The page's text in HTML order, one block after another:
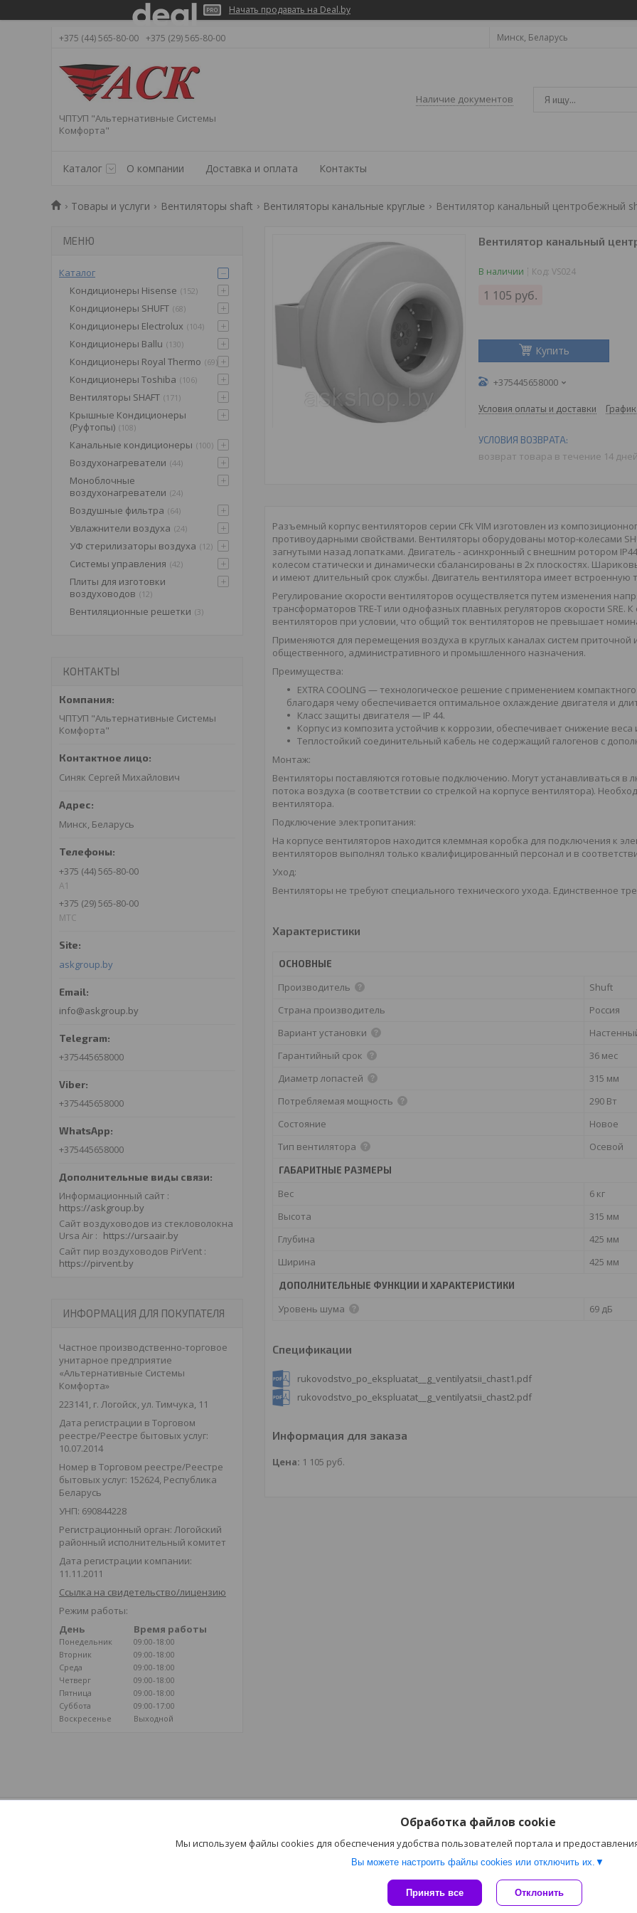
Начать продавать на Deal.by
+375 (44) 565-80-00 +375 (29) 565-80-00 Минск, Беларусь
ЧПТУП "Альтернативные Системы
Комфорта"
Наличие документов
Каталог О компании Доставка и оплата Контакты
Товары и услуги Вентиляторы shaft Вентиляторы канальные круглые Вентилятор канальный центробежный
Вентилятор канальный
В наличии Код: VS024
1 105 руб.
Купить
+375445658000
Условия оплаты и доставки
возврат товара в течение 14
Разъемный корпус вентиляторов серии CFk VIM изготовлен из
противоударными свойствами. Вентиляторы оборудованы мотор-колесами
загнутыми назад лопатками. Двигатель - асинхронный с внешним ротором
колесом статически и динамически сбалансированы в 2х плоскостях.
и имеют длительный срок службы. Двигатель вентилятора имеет
Регулирование скорости вентиляторов осуществляется путем изменения
трансформаторов TRE-T или однофазных плавных регуляторов скорости
вентиляторов при условии, что общий ток вентиляторов не превышает
Применяются для перемещения воздуха в круглых каналах систем
общественного, административного и промышленного назначения.
Преимущества:
EXTRA COOLING — технологическое решение с применением
благодаря чему обеспечивается оптимальное охлаждение двигателя и
Класс защиты двигателя — IP 44.
Корпус из композита устойчив к коррозии, обеспечивает снижение веса
Теплостойкий соединительный кабель не содержащий галогенов с
Монтаж:
Вентиляторы поставляются готовые подключению. Могут устанавливаться
потока воздуха (в соответствии со стрелкой на корпусе вентилятора).
вентилятора.
Подключение электропитания:
На корпусе вентиляторов находится клеммная коробка для подключения к
вентиляторов выполнял только квалифицированный персонал и в
Уход:
Вентиляторы не требуют специального технического ухода. Единственное
Характеристики
ОСНОВНЫЕ
Производитель
Shuft
Страна производитель
Россия
Вариант установки
Гарантийный срок
36 мес
Диаметр лопастей
315 мм
Потребляемая мощность
290 Вт
Состояние
Новое
Тип вентилятора
Осевой
ГАБАРИТНЫЕ РАЗМЕРЫ
Вес
6 кг
Высота
315 мм
Глубина
425 мм
Ширина
425 мм
ДОПОЛНИТЕЛЬНЫЕ ФУНКЦИИ И ХАРАКТЕРИСТИКИ
Уровень шума 69 дБ
Спецификации
rukovodstvo_po_ekspluatat__g_ventilyatsii_chast1.pdf
rukovodstvo_po_ekspluatat__g_ventilyatsii_chast2.pdf
Информация для заказа
Цена: 1 105 руб.
Каталог
Кондиционеры Hisense
152
Кондиционеры SHUFT 68
Кондиционеры Electrolux 104
Кондиционеры Ballu 130
Кондиционеры Royal Thermo 69
Кондиционеры Toshiba 106
Вентиляторы SHAFT 171
Крышные Кондиционеры
(Pуфтопы)
108
Канальные кондиционеры 100
Воздухонагреватели 44
Моноблочные
воздухонагреватели 24
Воздушные фильтра 64
Увлажнители воздуха 24
УФ стерилизаторы воздуха 12
Системы управления 42
Плиты для изготовки
воздуховодов
12
Вентиляционные решетки 3
КОНТАКТЫ
ЧПТУП "Альтернативные Системы
Комфорта"
Синяк Сергей Михайлович
Минск, Беларусь
+375 (44) 565-80-00
A1
+375 (29) 565-80-00
МТС
askgroup.by
info@askgroup.by
+375445658000
+375445658000
+375445658000
Информационный сайт
https://askgroup.by
Сайт воздуховодов из стекловолокна
Ursa Air
https://ursaair.by
Сайт пир воздуховодов PirVent
https://pirvent.by
ИНФОРМАЦИЯ ДЛЯ ПОКУПАТЕЛЯ
Частное производственно-торговое
унитарное предприятие
«Альтернативные Системы
Комфорта»
223141, г. Логойск, ул. Тимчука, 11
Дата регистрации в Торговом
реестре/Реестре бытовых услуг:
10.07.2014
Номер в Торговом реестре/Реестре
бытовых услуг: 152624, Республика
Беларусь
УНП: 690844228
Регистрационный орган: Логойский
районный исполнительный комитет
Дата регистрации компании:
11.11.2011
Ссылка на свидетельство/лицензию
Режим работы:
День
Время работы
Понедельник
09:00-18:00
Вторник
09:00-18:00
Среда
09:00-18:00
Четверг
09:00-18:00
Пятница
09:00-18:00
Суббота
09:00-17:00
Воскресенье
Выходной
воздушного отопления - путь к здоровью и
Сайт создан на платформе Deal.by
Политика обработки файлов cookies
Обработка файлов cookie
Мы используем файлы cookies для обеспечения удобства пользователей портала и
Вы можете настроить файлы cookies или отключить их.
Принять все Отклонить